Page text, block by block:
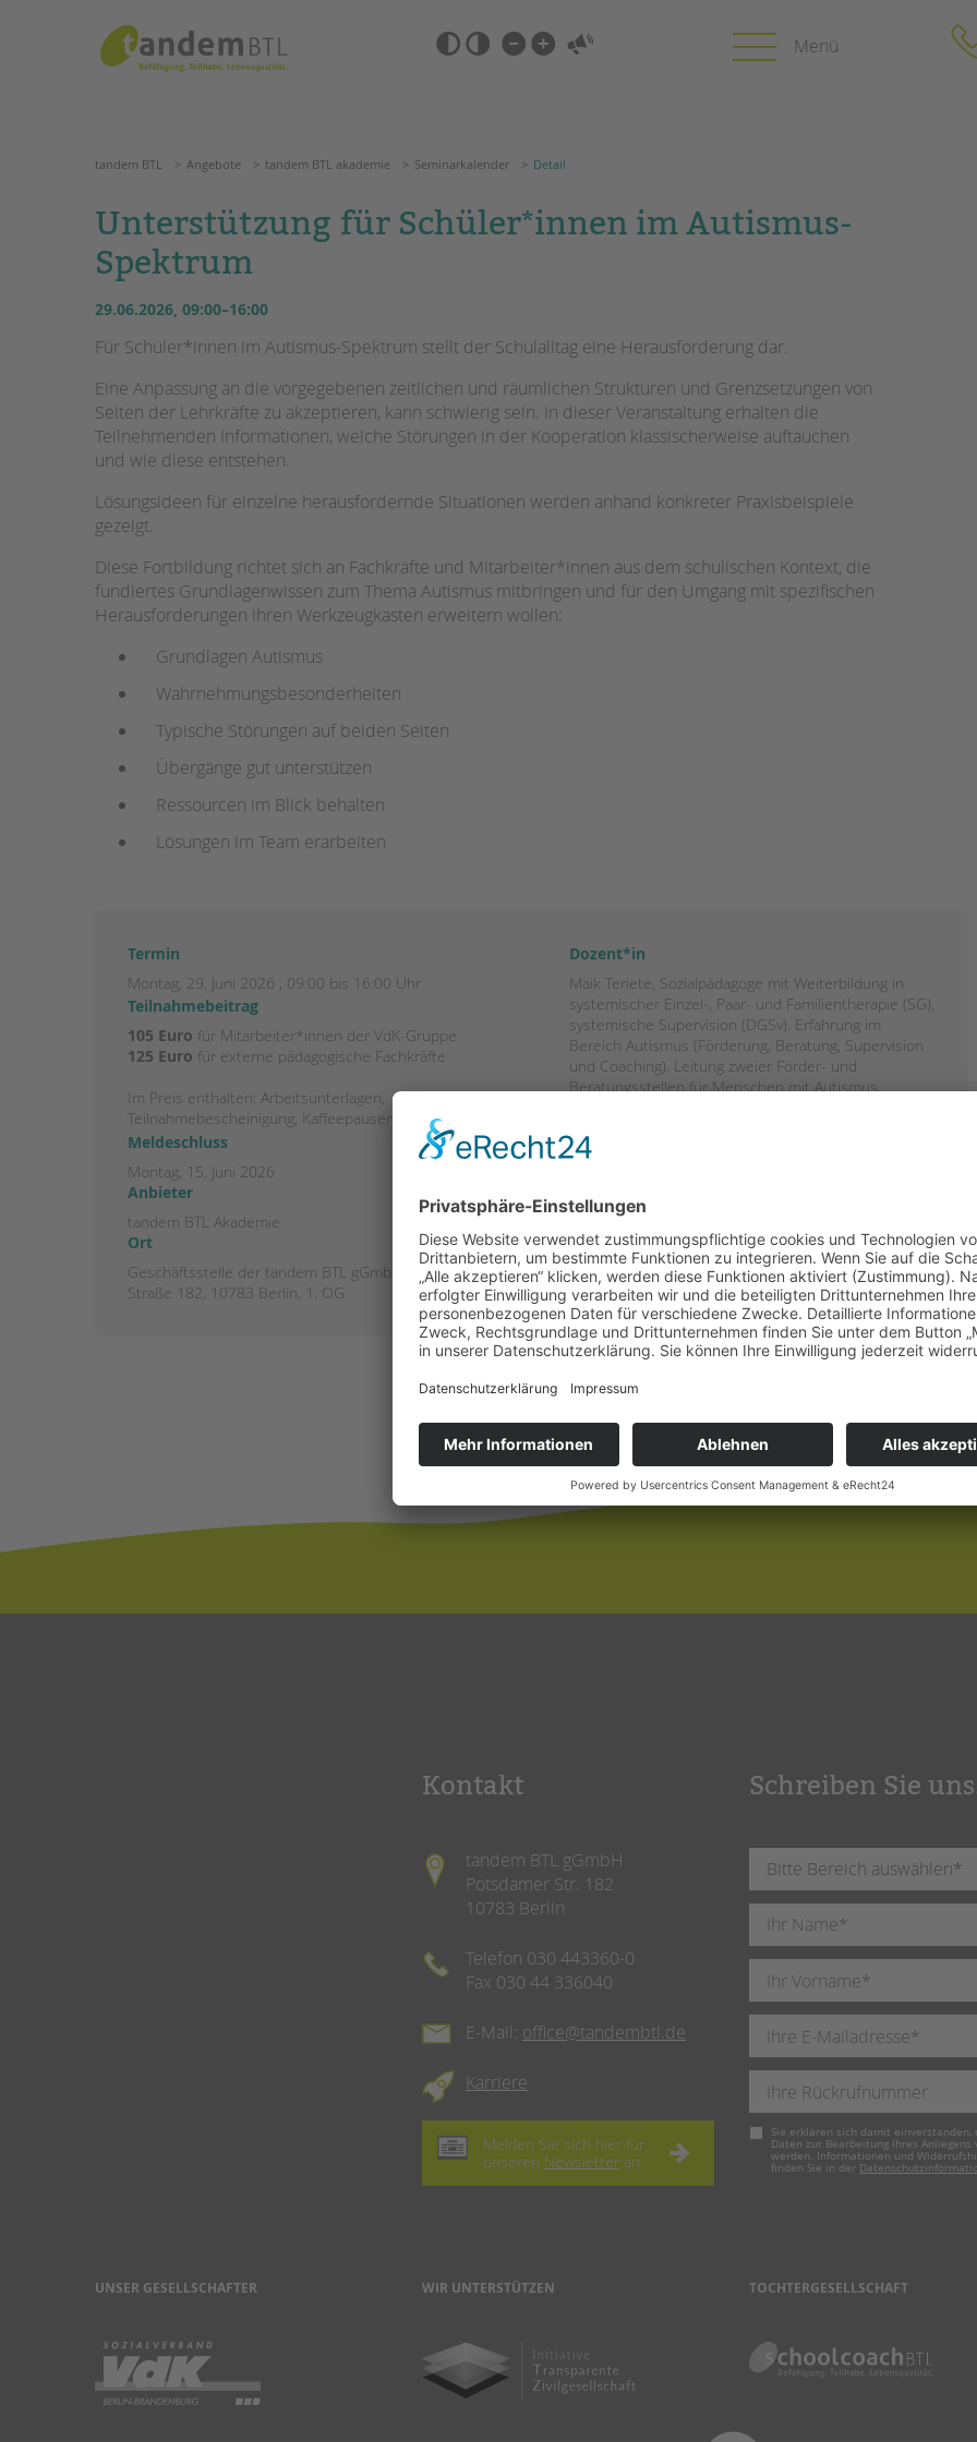
Barrierefrei-
Einstellungen
überspringen
ANGEBOTE
KITA & FRÜHE HILFEN
SCHULE & GANZTAG
Grundschulen
Förderzentren
Kollegs
EFöB
Schulbezogene Sozialarbeit
BETREUTES WOHNEN
TANDEM BTL AKADEMIE
Zertfikatskurse
schoolcoach BTL
unkuerzbar
tandem BTL Angebote Seminarkalender Detail
tandem BTL Angebote tandem BTL akademie Seminarkalender Detail
Unterstützung für Schüler*innen im Autismus-
Spektrum
29.06.2026, 09:00–16:00
Für Schüler*innen im Autismus-Spektrum stellt der Schulalltag eine Herausforderung dar.
Eine Anpassung an die vorgegebenen zeitlichen und räumlichen Strukturen und Grenzsetzungen von
Seiten der Lehrkräfte zu akzeptieren, kann schwierig sein. In dieser Veranstaltung erhalten die
Teilnehmenden Informationen, welche Störungen in der Kooperation klassischerweise auftauchen
und wie diese entstehen.
Lösungsideen für einzelne herausfordernde Situationen werden anhand konkreter Praxisbeispiele
gezeigt.
Diese Fortbildung richtet sich an Fachkräfte und Mitarbeiter*innen aus dem schulischen Kontext, die
fundiertes Grundlagenwissen zum Thema Autismus mitbringen und für den Umgang mit spezifischen
Herausforderungen ihren Werkzeugkasten erweitern wollen:
Grundlagen Autismus
Wahrnehmungsbesonderheiten
Typische Störungen auf beiden Seiten
Übergänge gut unterstützen
Ressourcen im Blick behalten
Lösungen im Team erarbeiten
Termin
Montag, 29. Juni 2026 , 09:00 bis 16:00 Uhr
Teilnahmebeitrag
105 Euro für Mitarbeiter*innen der VdK-Gruppe
125 Euro für externe pädagogische Fachkräfte
Im Preis enthalten: Arbeitsunterlagen,
Teilnahmebescheinigung, Kaffeepausen und Snacks
Meldeschluss
Montag, 15. Juni 2026
Anbieter
tandem BTL Akademie
Ort
Geschäftsstelle der tandem BTL gGmbH, Potsdamer
Straße 182, 10783 Berlin, 1. OG
Dozent*in
Maik Teriete, Sozialpädagoge mit Weiterbildung in
systemischer Einzel-, Paar- und Familientherapie (SG),
systemische Supervision (DGSv). Erfahrung im
Bereich Autismus (Förderung, Beratung, Supervision
und Coaching). Leitung zweier Förder- und
Beratungsstellen für Menschen mit Autismus.
Diese Fortbildung richtet sich an Fachkräfte und
Mitarbeiter*innen im pädagogischen Bereich mit
Kontakt
tandem BTL gGmbH
Potsdamer Str. 182
10783 Berlin
Telefon 030 443360-0
Fax 030 44 336040
E-Mail: office@tandembtl.de
Karriere
Melden Sie sich hier für
unseren Newsletter an.
Schreiben Sie
Pflichtfeld
Sie erklären sich damit einverstanden,
Daten zur Bearbeitung Ihres Anliegens
werden. Informationen und
finden Sie in der
UNSER GESELLSCHAFTER WIR UNTERSTÜTZEN TOCHTERGESELLSCHAFT